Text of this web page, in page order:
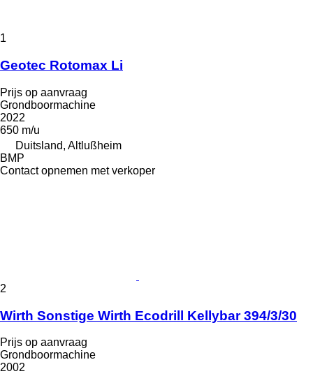
1
Geotec Rotomax Li
Prijs op aanvraag
Grondboormachine
2022
650 m/u
Duitsland, Altlußheim
BMP
Contact opnemen met verkoper
2
Wirth Sonstige Wirth Ecodrill Kellybar 394/3/30
Prijs op aanvraag
Grondboormachine
2002